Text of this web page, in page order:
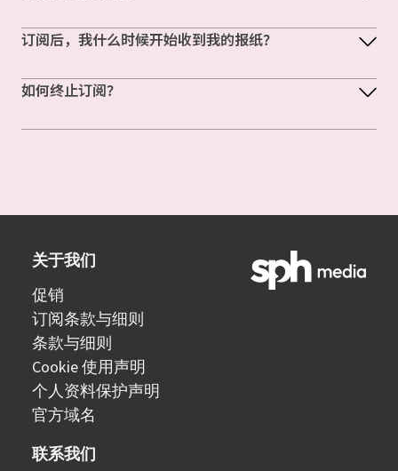
订阅后，我什么时候开始收到我的报纸？
如何终止订阅？
关于我们
促销
订阅条款与细则
条款与细则
Cookie 使用声明
个人资料保护声明
官方域名
联系我们